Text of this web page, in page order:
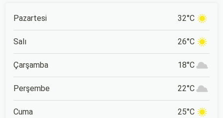
Pazartesi 32°C
Salı 26°C
Çarşamba 18°C
Perşembe 22°C
Cuma 25°C